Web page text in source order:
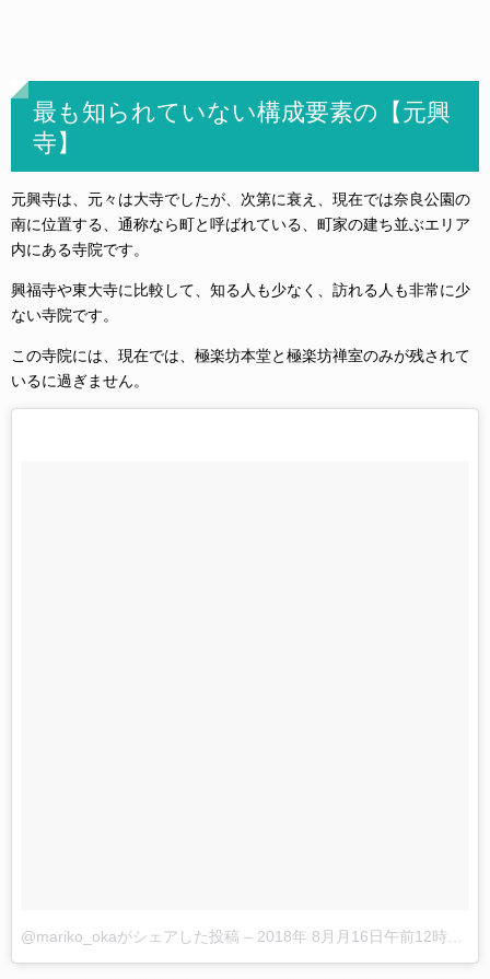
最も知られていない構成要素の【元興
寺】
元興寺は、元々は大寺でしたが、次第に衰え、現在では奈良公園の
南に位置する、通称なら町と呼ばれている、町家の建ち並ぶエリア
内にある寺院です。
興福寺や東大寺に比較して、知る人も少なく、訪れる人も非常に少
ない寺院です。
この寺院には、現在では、極楽坊本堂と極楽坊禅室のみが残されて
いるに過ぎません。
@mariko_okaがシェアした投稿 – 2018年 8月月16日午前12時29分PDT